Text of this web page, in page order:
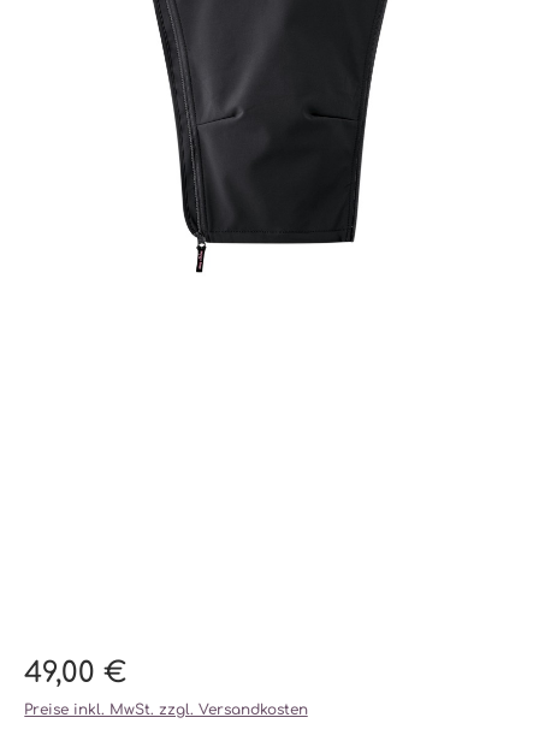
49,00 €
Preise inkl. MwSt. zzgl. Versandkosten